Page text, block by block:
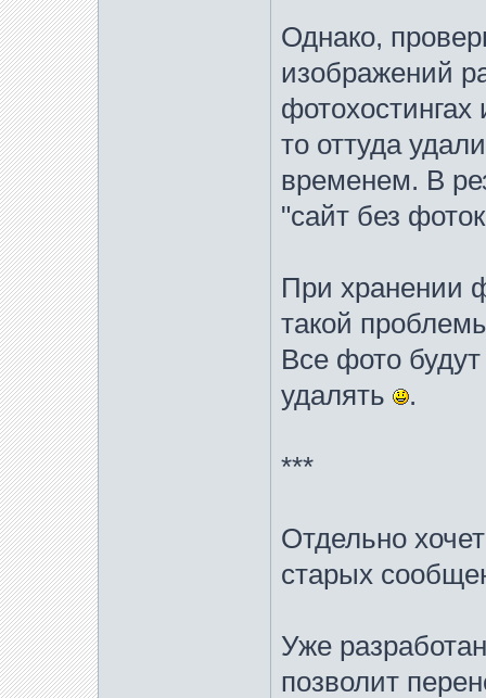
Однако,
изображений
то оттуда
временем. В
"сайт без
При хранении
такой
Все фото
удалять
.
***
Отдельно
старых
Уже
позволит